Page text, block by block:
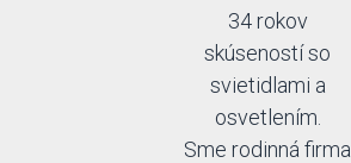
34 rokov
skúseností so
svietidlami a
osvetlením.
Sme rodinná firma